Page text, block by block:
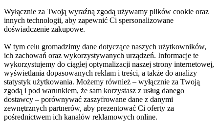
Wyłącznie za Twoją wyraźną zgodą używamy plików cookie oraz
innych technologii, aby zapewnić Ci spersonalizowane
doświadczenie zakupowe.
W tym celu gromadzimy dane dotyczące naszych użytkowników,
ich zachowań oraz wykorzystywanych urządzeń. Informacje te
wykorzystujemy do ciągłej optymalizacji naszej strony internetowej,
wyświetlania dopasowanych reklam i treści, a także do analizy
statystyk użytkowania. Możemy również – wyłącznie za Twoją
zgodą i pod warunkiem, że sam korzystasz z usług danego
dostawcy – porównywać zaszyfrowane dane z danymi
zewnętrznych partnerów, aby prezentować Ci oferty za
pośrednictwem ich kanałów reklamowych online.